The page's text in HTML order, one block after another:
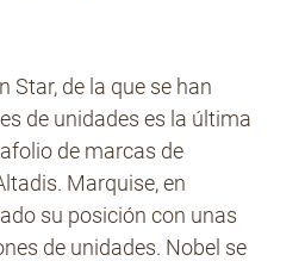
Star, de la que se han
de unidades es la última
de marcas de
Marquise, en
su posición con unas
de unidades. Nobel se